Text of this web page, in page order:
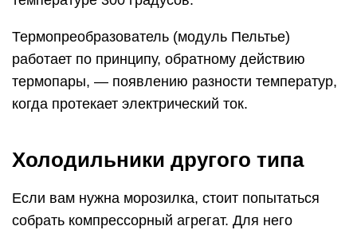
Термопреобразователь (модуль Пельтье)
работает по принципу, обратному действию
термопары, — появлению разности температур,
когда протекает электрический ток.
Холодильники другого типа
Если вам нужна морозилка, стоит попытаться
собрать компрессорный агрегат. Для него